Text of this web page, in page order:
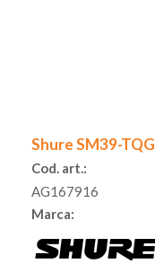
Shure SM39-TQG
Cod. art.:
AG167916
Marca: